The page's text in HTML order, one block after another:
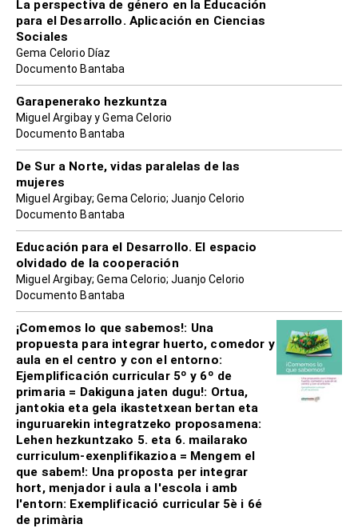
La perspectiva de género en la Educación
para el Desarrollo. Aplicación en Ciencias
Sociales
Gema Celorio Díaz
Documento Bantaba
Garapenerako hezkuntza
Miguel Argibay y Gema Celorio
Documento Bantaba
De Sur a Norte, vidas paralelas de las
mujeres
Miguel Argibay; Gema Celorio; Juanjo Celorio
Documento Bantaba
Educación para el Desarrollo. El espacio
olvidado de la cooperación
Miguel Argibay; Gema Celorio; Juanjo Celorio
Documento Bantaba
¡Comemos lo que sabemos!: Una
propuesta para integrar huerto, comedor y
aula en el centro y con el entorno:
Ejemplificación curricular 5º y 6º de
primaria = Dakiguna jaten dugu!: Ortua,
jantokia eta gela ikastetxean bertan eta
inguruarekin integratzeko proposamena:
Lehen hezkuntzako 5. eta 6. mailarako
curriculum-exenplifikazioa = Mengem el
que sabem!: Una proposta per integrar
hort, menjador i aula a l'escola i amb
l'entorn: Exemplificació curricular 5è i 6é
de primària